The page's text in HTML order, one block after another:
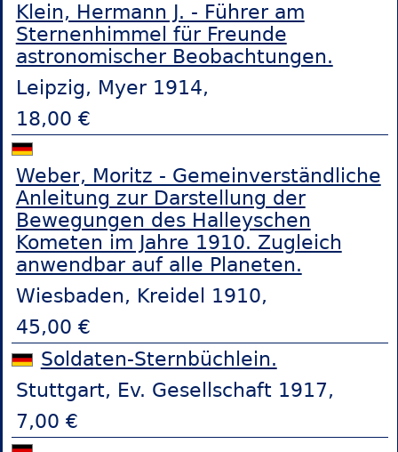
Klein, Hermann J. - Führer am
Sternenhimmel für Freunde
astronomischer Beobachtungen.
Leipzig, Myer 1914,
18,00 €
Weber, Moritz - Gemeinverständliche
Anleitung zur Darstellung der
Bewegungen des Halleyschen
Kometen im Jahre 1910. Zugleich
anwendbar auf alle Planeten.
Wiesbaden, Kreidel 1910,
45,00 €
Soldaten-Sternbüchlein.
Stuttgart, Ev. Gesellschaft 1917,
7,00 €